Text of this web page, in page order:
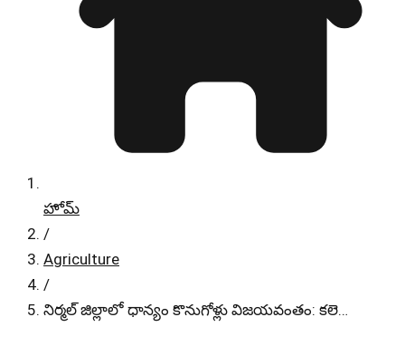
హోమ్
/
Agriculture
/
నిర్మల్ జిల్లాలో ధాన్యం కొనుగోళ్లు విజయవంతం: కలె…